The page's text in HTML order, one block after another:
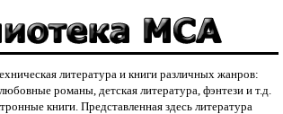
литература и книги различных жанров:
романы, детская литература, фэнтези и т.д.
книги. Представленная здесь литература